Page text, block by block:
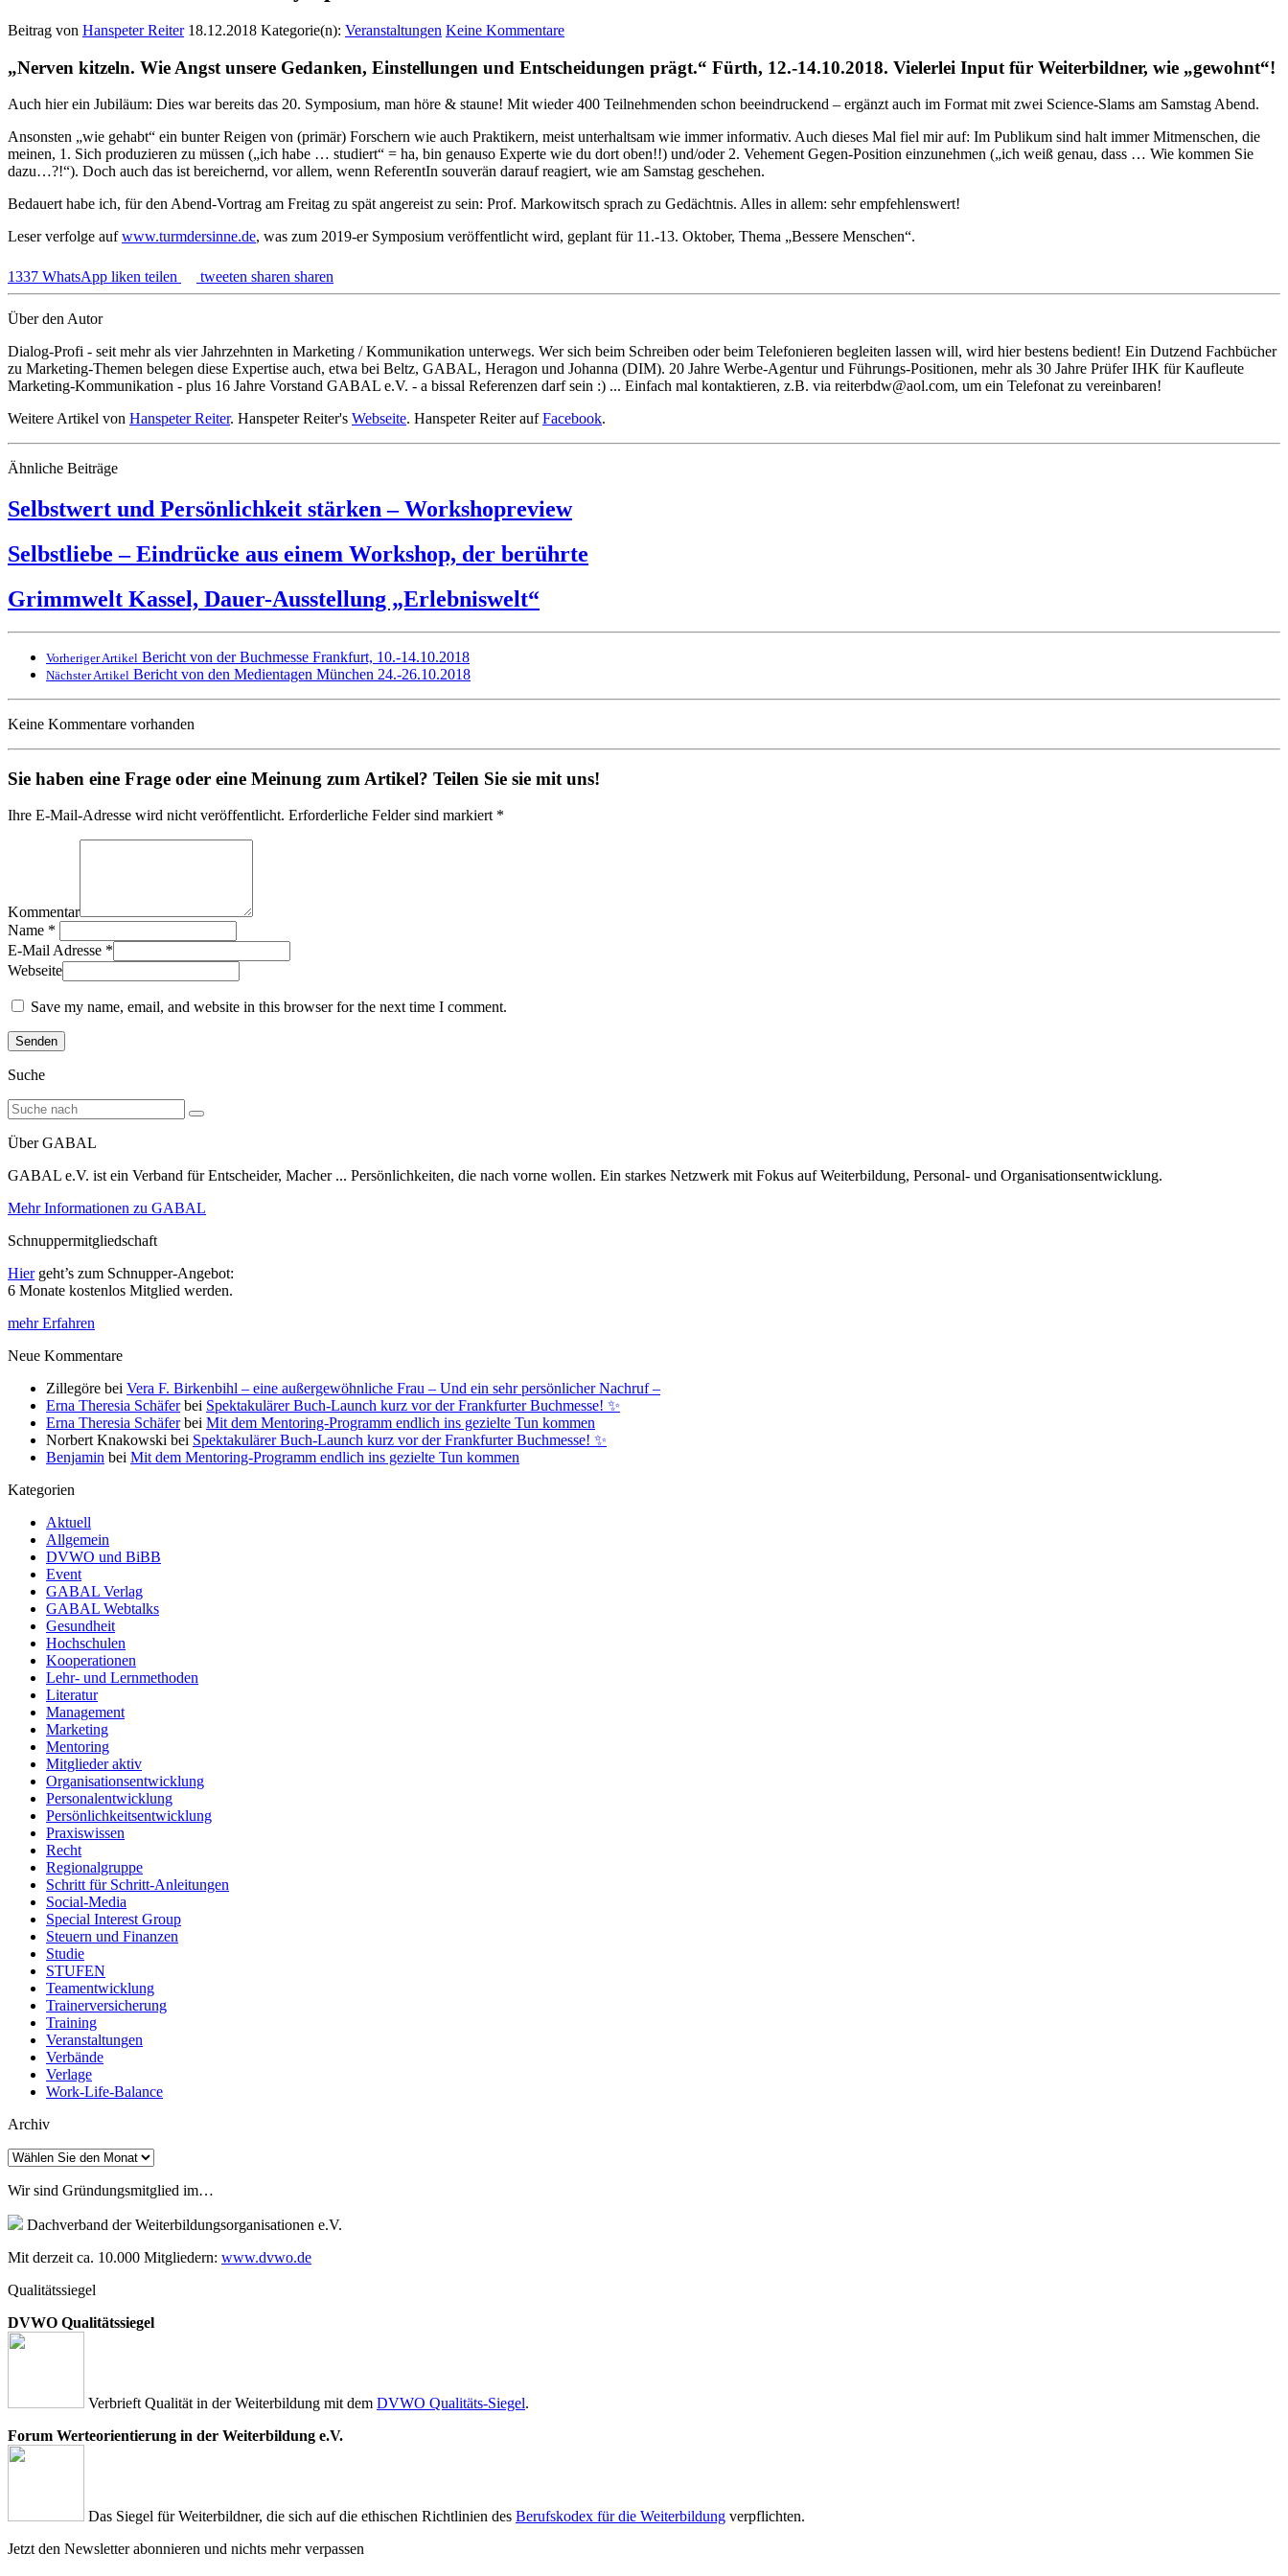
Beitrag von Hanspeter Reiter 18.12.2018 Kategorie(n): Veranstaltungen Keine Kommentare
„Nerven kitzeln. Wie Angst unsere Gedanken, Einstellungen und Entscheidungen prägt.“ Fürth, 12.-14.10.2018. Vielerlei Input für Weiterbildner, wie „gewohnt“!
Auch hier ein Jubiläum: Dies war bereits das 20. Symposium, man höre & staune! Mit wieder 400 Teilnehmenden schon beeindruckend – ergänzt auch im Format mit zwei Science-Slams am Samstag Abend.
Ansonsten „wie gehabt“ ein bunter Reigen von (primär) Forschern wie auch Praktikern, meist unterhaltsam wie immer informativ. Auch dieses Mal fiel mir auf: Im Publikum sind halt immer Mitmenschen, die
meinen, 1. Sich produzieren zu müssen („ich habe … studiert“ = ha, bin genauso Experte wie du dort oben!!) und/oder 2. Vehement Gegen-Position einzunehmen („ich weiß genau, dass … Wie kommen Sie
dazu…?!“). Doch auch das ist bereichernd, vor allem, wenn ReferentIn souverän darauf reagiert, wie am Samstag geschehen.
Bedauert habe ich, für den Abend-Vortrag am Freitag zu spät angereist zu sein: Prof. Markowitsch sprach zu Gedächtnis. Alles in allem: sehr empfehlenswert!
Leser verfolge aufwww.turmdersinne.de, was zum 2019-er Symposium veröffentlicht wird, geplant für 11.-13. Oktober, Thema „Bessere Menschen“.
1337 WhatsApp liken teilen tweeten sharen sharen
Über den Autor
Dialog-Profi - seit mehr als vier Jahrzehnten in Marketing / Kommunikation unterwegs. Wer sich beim Schreiben oder beim Telefonieren begleiten lassen will, wird hier bestens bedient! Ein Dutzend Fachbücher
zu Marketing-Themen belegen diese Expertise auch, etwa bei Beltz, GABAL, Heragon und Johanna (DIM). 20 Jahre Werbe-Agentur und Führungs-Positionen, mehr als 30 Jahre Prüfer IHK für Kaufleute
Marketing-Kommunikation - plus 16 Jahre Vorstand GABAL e.V. - a bissal Referenzen darf sein :) ... Einfach mal kontaktieren, z.B. via reiterbdw@aol.com, um ein Telefonat zu vereinbaren!
Weitere Artikel von Hanspeter Reiter. Hanspeter Reiter's Webseite. Hanspeter Reiter aufFacebook.
Ähnliche Beiträge
Selbstwert und Persönlichkeit stärken – Workshopreview
Selbstliebe – Eindrücke aus einem Workshop, der berührte
Grimmwelt Kassel, Dauer-Ausstellung „Erlebniswelt“
Vorheriger Artikel Bericht von der Buchmesse Frankfurt, 10.-14.10.2018
Nächster Artikel Bericht von den Medientagen München 24.-26.10.2018
Keine Kommentare vorhanden
Sie haben eine Frage oder eine Meinung zum Artikel? Teilen Sie sie mit uns!
Ihre E-Mail-Adresse wird nicht veröffentlicht. Erforderliche Felder sind markiert *
Kommentar
Name *
E-Mail Adresse *
Webseite
Save my name, email, and website in this browser for the next time I comment.
Suche
Über GABAL
GABAL e.V. ist ein Verband für Entscheider, Macher ... Persönlichkeiten, die nach vorne wollen. Ein starkes Netzwerk mit Fokus auf Weiterbildung, Personal- und Organisationsentwicklung.
Mehr Informationen zu GABAL
Schnuppermitgliedschaft
Hiergeht’s zum Schnupper-Angebot:
6 Monate kostenlos Mitglied werden.
mehr Erfahren
Neue Kommentare
Zillegöre bei Vera F. Birkenbihl – eine außergewöhnliche Frau – Und ein sehr persönlicher Nachruf –
Erna Theresia Schäferbei Spektakulärer Buch-Launch kurz vor der Frankfurter Buchmesse! ✨
Erna Theresia Schäferbei Mit dem Mentoring-Programm endlich ins gezielte Tun kommen
Norbert Knakowski bei Spektakulärer Buch-Launch kurz vor der Frankfurter Buchmesse! ✨
Benjamin bei Mit dem Mentoring-Programm endlich ins gezielte Tun kommen
Kategorien
Aktuell
Allgemein
DVWO und BiBB
Event
GABAL Verlag
GABAL Webtalks
Gesundheit
Hochschulen
Kooperationen
Lehr- und Lernmethoden
Literatur
Management
Marketing
Mentoring
Mitglieder aktiv
Organisationsentwicklung
Personalentwicklung
Persönlichkeitsentwicklung
Praxiswissen
Recht
Regionalgruppe
Schritt für Schritt-Anleitungen
Social-Media
Special Interest Group
Steuern und Finanzen
Studie
STUFEN
Teamentwicklung
Trainerversicherung
Training
Veranstaltungen
Verbände
Verlage
Work-Life-Balance
Archiv
Archiv
Wir sind Gründungsmitglied im…
Dachverband der Weiterbildungsorganisationen e.V.
Mit derzeit ca. 10.000 Mitgliedern: www.dvwo.de
Qualitätssiegel
DVWO Qualitätssiegel
Verbrieft Qualität in der Weiterbildung mit dem DVWO Qualitäts-Siegel.
Forum Werteorientierung in der Weiterbildung e.V.
Das Siegel für Weiterbildner, die sich auf die ethischen Richtlinien des Berufskodex für die Weiterbildung verpflichten.
Jetzt den Newsletter abonnieren und nichts mehr verpassen